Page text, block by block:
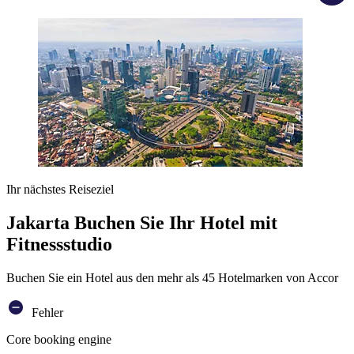
Ihr nächstes Reiseziel
Jakarta Buchen Sie Ihr Hotel mit
Fitnessstudio
Buchen Sie ein Hotel aus den mehr als 45 Hotelmarken von Accor
Fehler
Core booking engine